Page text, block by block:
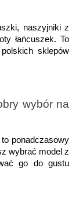
naszyjniki z
łańcuszek. To
sklepów
wybór na
ponadczasowy
wybrać model z
go do gustu